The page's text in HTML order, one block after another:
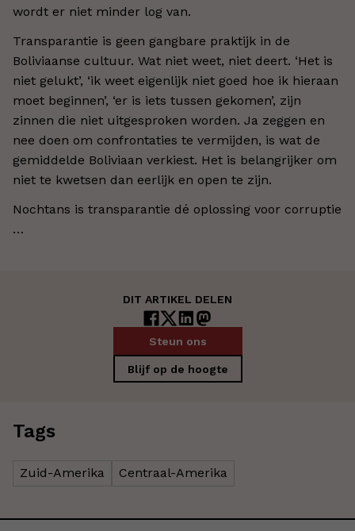
wordt er niet minder log van.
Transparantie is geen gangbare praktijk in de
Boliviaanse cultuur. Wat niet weet, niet deert. ‘Het is
niet gelukt’, ‘ik weet eigenlijk niet goed hoe ik hieraan
moet beginnen’, ‘er is iets tussen gekomen’, zijn
zinnen die niet uitgesproken worden. Ja zeggen en
nee doen om confrontaties te vermijden, is wat de
gemiddelde Boliviaan verkiest. Het is belangrijker om
niet te kwetsen dan eerlijk en open te zijn.
Nochtans is transparantie dé oplossing voor corruptie
…
DIT ARTIKEL DELEN
Steun ons
Blijf op de hoogte
Tags
Zuid-Amerika Centraal-Amerika